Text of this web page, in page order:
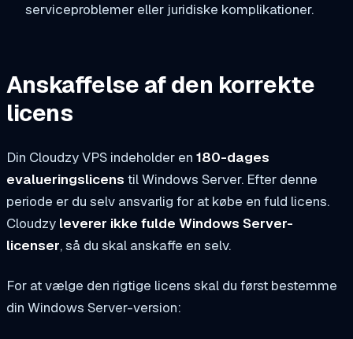
serviceproblemer eller juridiske komplikationer.
Anskaffelse af den korrekte
licens
Din Cloudzy VPS indeholder en 180-dages
evalueringslicens til Windows Server. Efter denne
periode er du selv ansvarlig for at købe en fuld licens.
Cloudzy leverer ikke fulde Windows Server-
licenser, så du skal anskaffe en selv.
For at vælge den rigtige licens skal du først bestemme
din Windows Server-version: